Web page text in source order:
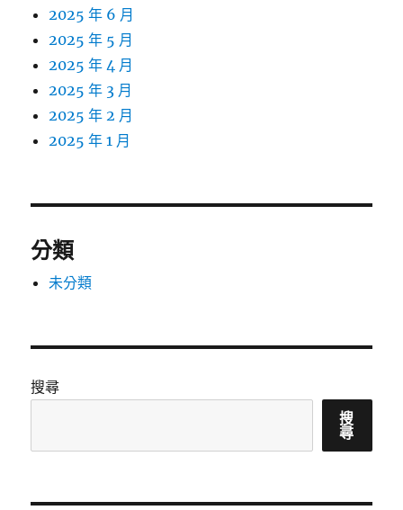
2025 年 6 月
2025 年 5 月
2025 年 4 月
2025 年 3 月
2025 年 2 月
2025 年 1 月
分類
未分類
搜尋
搜
尋